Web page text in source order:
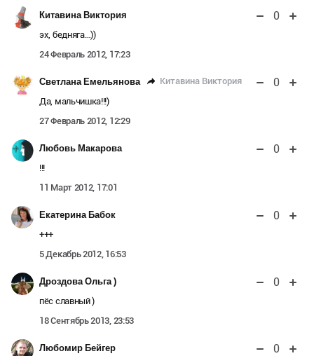
Китавина Виктория 0
эх, бедняга…))
24 Февраль 2012, 17:23
Светлана Емельянова Китавина Виктория 0
Да, мальчишка!!!)
27 Февраль 2012, 12:29
Любовь Макарова 0
!!!
11 Март 2012, 17:01
Екатерина Бабок 0
+++
5 Декабрь 2012, 16:53
Дроздова Ольга ) 0
пёс славный )
18 Сентябрь 2013, 23:53
Любомир Бейгер 0